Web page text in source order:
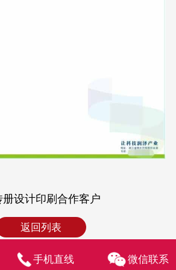
设计印刷合作客户
返回列表
浙ICP备19029334号-3
手机直线 微信联系